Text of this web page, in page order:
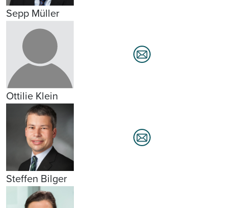
Sepp Müller
Ottilie Klein
Steffen Bilger